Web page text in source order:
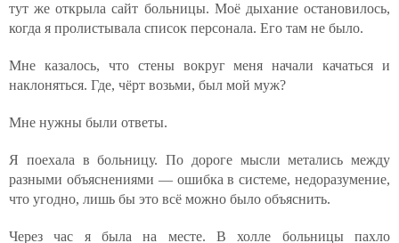
тут же открыла сайт больницы. Моё дыхание остановилось,
когда я пролистывала список персонала. Его там не было.
Мне казалось, что стены вокруг меня начали качаться и
наклоняться. Где, чёрт возьми, был мой муж?
Мне нужны были ответы.
Я поехала в больницу. По дороге мысли метались между
разными объяснениями — ошибка в системе, недоразумение,
что угодно, лишь бы это всё можно было объяснить.
Через час я была на месте. В холле больницы пахло